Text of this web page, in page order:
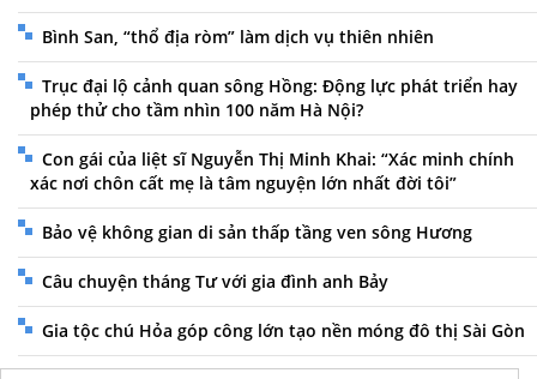
Bình San, “thổ địa ròm” làm dịch vụ thiên nhiên
Trục đại lộ cảnh quan sông Hồng: Động lực phát triển hay
phép thử cho tầm nhìn 100 năm Hà Nội?
Con gái của liệt sĩ Nguyễn Thị Minh Khai: “Xác minh chính
xác nơi chôn cất mẹ là tâm nguyện lớn nhất đời tôi”
Bảo vệ không gian di sản thấp tầng ven sông Hương
Câu chuyện tháng Tư với gia đình anh Bảy
Gia tộc chú Hỏa góp công lớn tạo nền móng đô thị Sài Gòn